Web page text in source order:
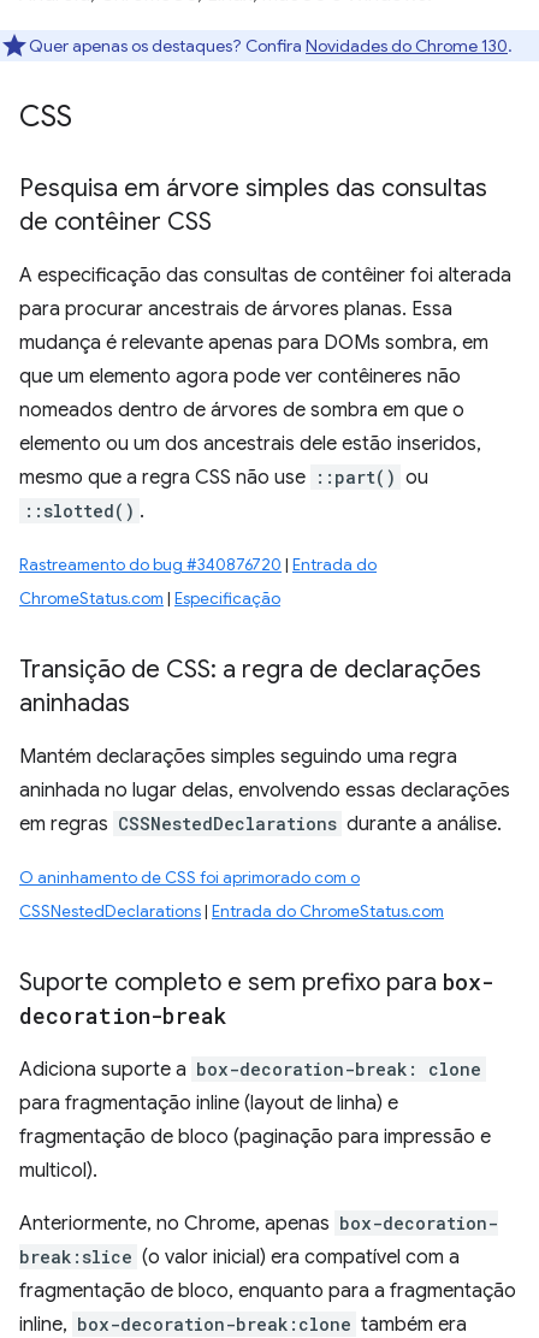
Quer apenas os destaques? Confira Novidades do Chrome 130.
CSS
Pesquisa em árvore simples das consultas
de contêiner CSS
A especificação das consultas de contêiner foi alterada
para procurar ancestrais de árvores planas. Essa
mudança é relevante apenas para DOMs sombra, em
que um elemento agora pode ver contêineres não
nomeados dentro de árvores de sombra em que o
elemento ou um dos ancestrais dele estão inseridos,
mesmo que a regra CSS não use ::part() ou
::slotted() .
Rastreamento do bug #340876720 | Entrada do
ChromeStatus.com | Especificação
Transição de CSS: a regra de declarações
aninhadas
Mantém declarações simples seguindo uma regra
aninhada no lugar delas, envolvendo essas declarações
em regras CSSNestedDeclarations durante a análise.
O aninhamento de CSS foi aprimorado com o
CSSNestedDeclarations| Entrada do ChromeStatus.com
Suporte completo e sem prefixo para box-
decoration-break
Adiciona suporte a box-decoration-break: clone
para fragmentação inline (layout de linha) e
fragmentação de bloco (paginação para impressão e
multicol).
Anteriormente, no Chrome, apenas box-decoration-
break:slice (o valor inicial) era compatível com a
fragmentação de bloco, enquanto para a fragmentação
inline, box-decoration-break:clone também era